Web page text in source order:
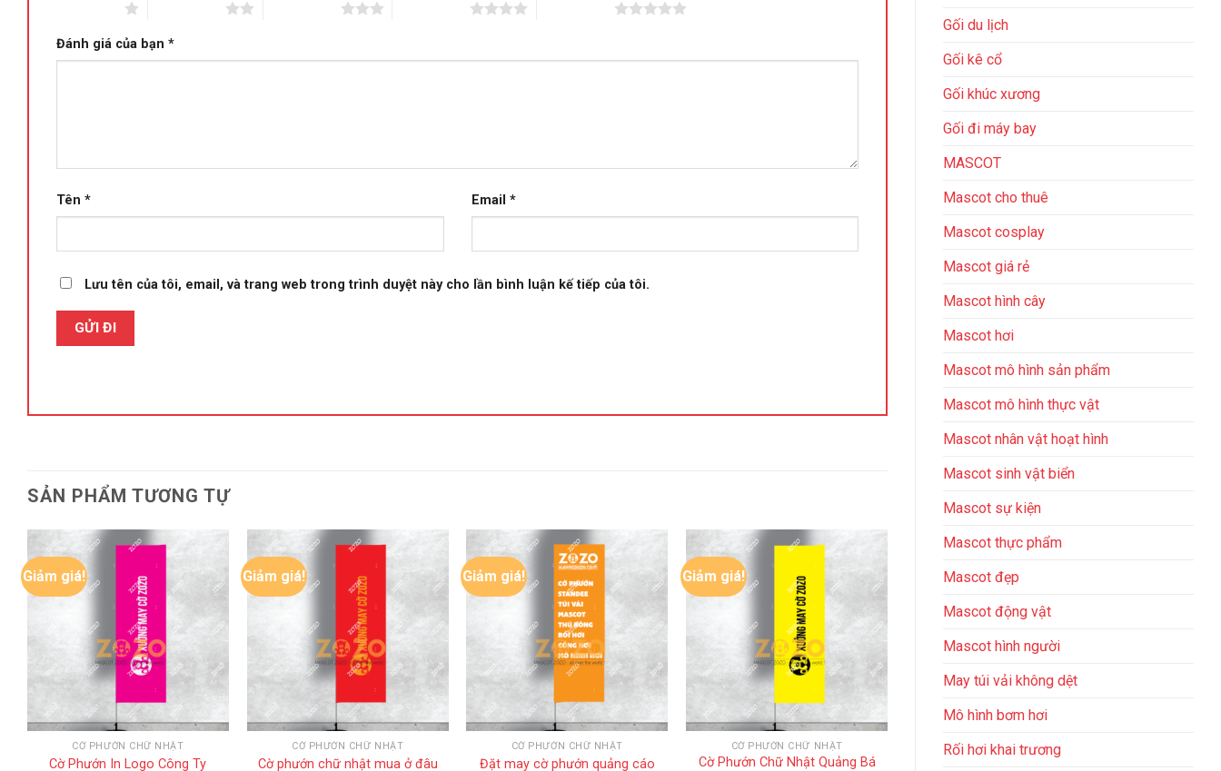
Gối du lịch
Gối kê cổ
Gối khúc xương
Gối đi máy bay
MASCOT
Mascot cho thuê
Mascot cosplay
Mascot giá rẻ
Mascot hình cây
Mascot hơi
Mascot mô hình sản phẩm
Mascot mô hình thực vật
Mascot nhân vật hoạt hình
Mascot sinh vật biển
Mascot sự kiện
Mascot thực phẩm
Mascot đẹp
Mascot động vật
Mascot​ hình người
May túi vải không dệt
Mô hình bơm hơi
Rối hơi khai trương
Đánh giá của bạn *
Tên * Email *
Lưu tên của tôi, email, và trang web trong trình duyệt này cho lần bình luận kế tiếp của tôi.
SẢN PHẨM TƯƠNG TỰ
Giảm giá!
CỜ PHƯỚN CHỮ NHẬT
Cờ Phướn In Logo Công Ty
Giảm giá!
CỜ PHƯỚN CHỮ NHẬT
Cờ phướn chữ nhật mua ở đâu
Giảm giá!
CỜ PHƯỚN CHỮ NHẬT
Đặt may cờ phướn quảng cáo
Giảm giá!
CỜ PHƯỚN CHỮ NHẬT
Cờ Phướn Chữ Nhật Quảng Bá
Giảm giá!
CỜ CÁNH BUỒM